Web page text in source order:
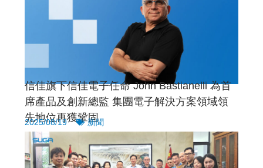
信佳旗下信佳電子任命 John Bastianelli 為首
席產品及創新總監 集團電子解決方案領域領
先地位再獲鞏固
2025/08/19 新聞